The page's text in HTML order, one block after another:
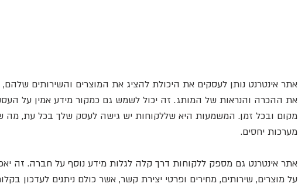
אתר אינטרנט נותן לעסקים את היכולת להציג את המוצרים והשירותים
את ההכרה והנראות של המותג. זה יכול לשמש גם כמקור מידע אמין על
מקום ובכל זמן. המשמעות היא שללקוחות יש גישה לעסק שלך בכל עת, מה
מערכות יחסים.
אתר אינטרנט גם מספק ללקוחות דרך קלה לגלות מידע נוסף על חברה. זה
על מוצרים, שירותים, מחירים ופרטי יצירת קשר, אשר כולם ניתנים לעדכון